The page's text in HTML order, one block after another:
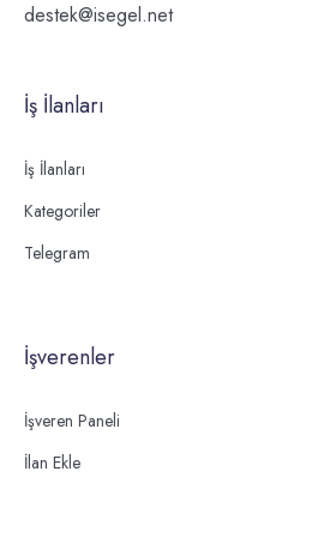
destek@isegel.net
İş İlanları
İş İlanları
Kategoriler
Telegram
İşverenler
İşveren Paneli
İlan Ekle